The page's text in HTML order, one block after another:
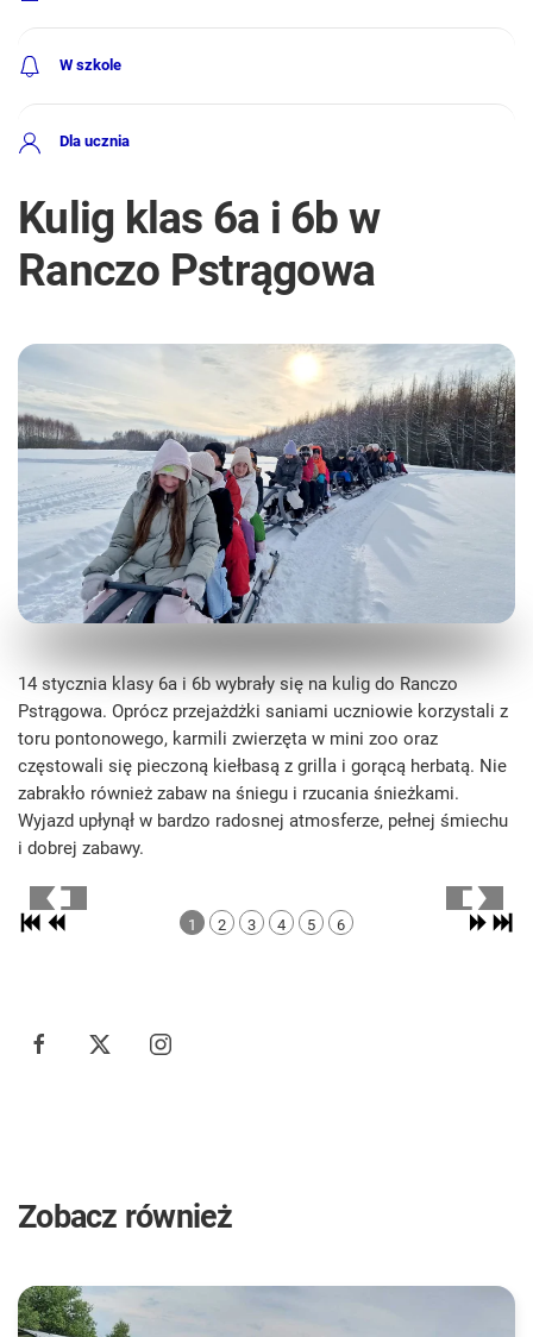
W szkole
Dla ucznia
Kulig klas 6a i 6b w
Ranczo Pstrągowa
14 stycznia klasy 6a i 6b wybrały się na kulig do Ranczo
Pstrągowa. Oprócz przejażdżki saniami uczniowie korzystali z
toru pontonowego, karmili zwierzęta w mini zoo oraz
częstowali się pieczoną kiełbasą z grilla i gorącą herbatą. Nie
zabrakło również zabaw na śniegu i rzucania śnieżkami.
Wyjazd upłynął w bardzo radosnej atmosferze, pełnej śmiechu
i dobrej zabawy.
1 2 3 4 5 6
Zobacz również